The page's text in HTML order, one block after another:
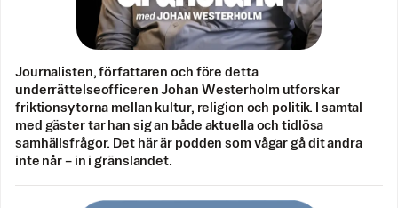
Journalisten, författaren och före detta
underrättelseofficeren Johan Westerholm utforskar
friktionsytorna mellan kultur, religion och politik. I samtal
med gäster tar han sig an både aktuella och tidlösa
samhällsfrågor. Det här är podden som vågar gå dit andra
inte når – in i gränslandet.